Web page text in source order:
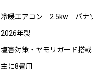
冷暖エアコン 2.5kw パナ
2026年製
塩害対策・ヤモリガード搭載
主に8畳用